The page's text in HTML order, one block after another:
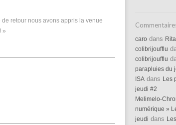
caro dans
colibrijoufflu
colibrijoufflu
parapluies du
ISA dans Les
jeudi #2
Melimelo-
numérique »
jeudi dans
de retour nous avons appris la venue
»